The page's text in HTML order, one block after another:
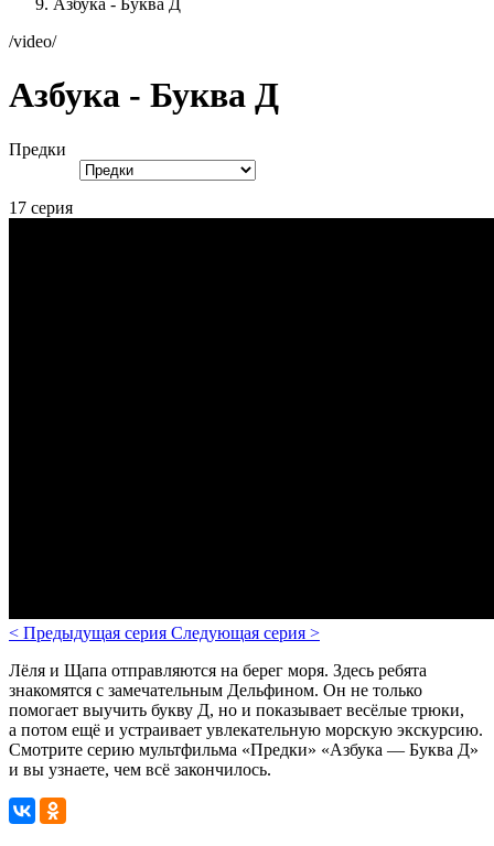
Азбука - Буква Д
/video/
Азбука - Буква Д
Предки
17 серия
< Предыдущая серия Следующая серия >
Лёля и Щапа отправляются на берег моря. Здесь ребята
знакомятся с замечательным Дельфином. Он не только
помогает выучить букву Д, но и показывает весёлые трюки,
а потом ещё и устраивает увлекательную морскую экскурсию.
Смотрите серию мультфильма «Предки» «Азбука — Буква Д»
и вы узнаете, чем всё закончилось.